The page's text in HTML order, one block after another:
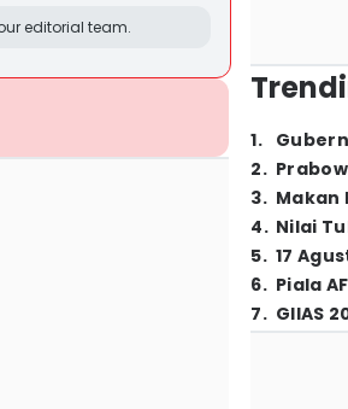
editorial team.
1.
2.
3. Makan
4. Nilai
5. 17
6. Piala
7. GIIAS